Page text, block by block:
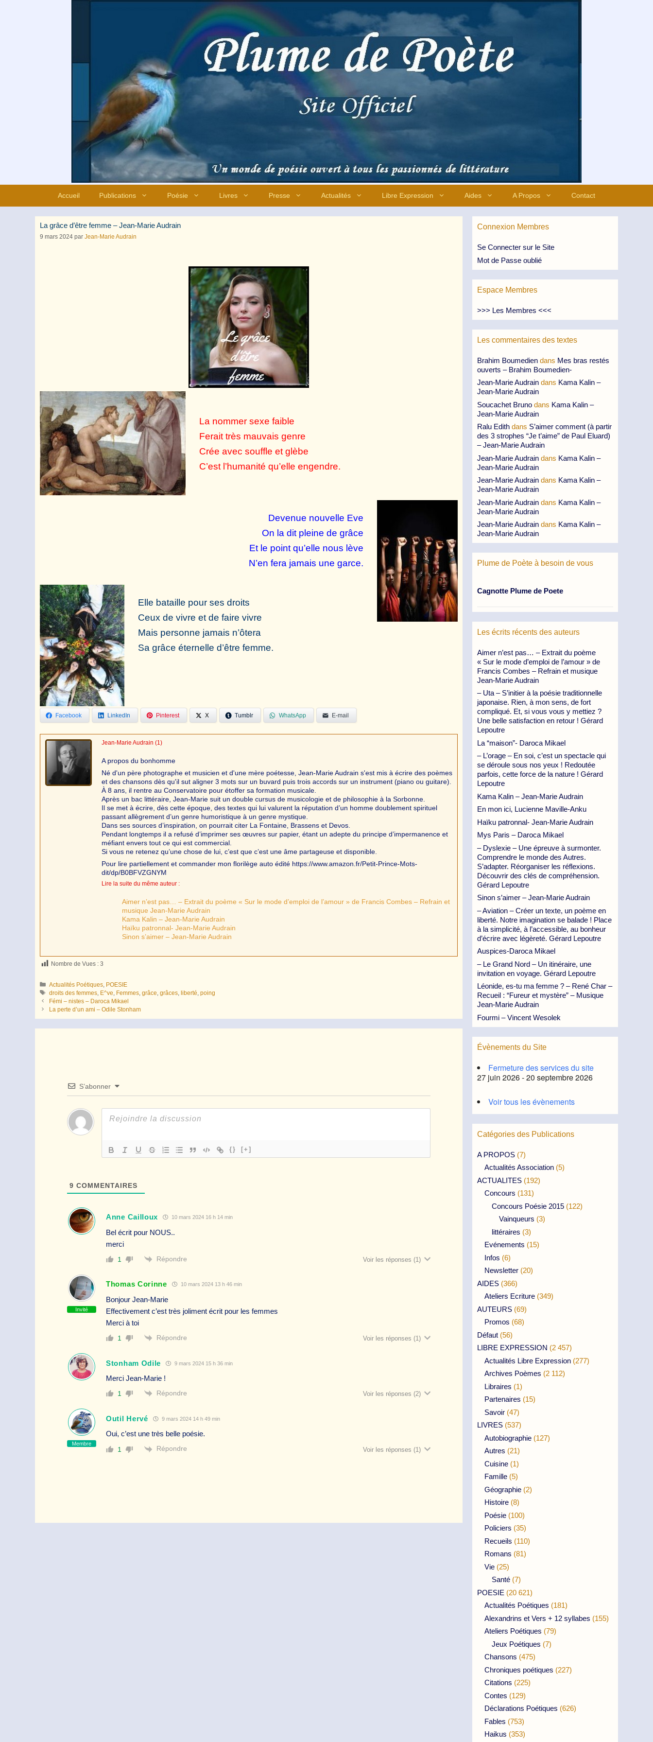
Accueil Publications Poésie Livres Presse Actualités Libre Expression Aides A Propos Contact
La grâce d’être femme – Jean-Marie Audrain
9 mars 2024 par Jean-Marie Audrain
La nommer sexe faible
Ferait très mauvais genre
Crée avec souffle et glèbe
C’est l’humanité qu’elle engendre.
Devenue nouvelle Eve
On la dit pleine de grâce
Et le point qu’elle nous lève
N’en fera jamais une garce.
Elle bataille pour ses droits
Ceux de vivre et de faire vivre
Mais personne jamais n’ôtera
Sa grâce éternelle d’être femme.
Facebook LinkedIn Pinterest X Tumblr WhatsApp E-mail
Jean-Marie Audrain (1)
A propos du bonhomme
Né d'un père photographe et musicien et d'une mère poétesse, Jean-Marie Audrain s'est mis à écrire des poèmes
et des chansons dès qu'il sut aligner 3 mots sur un buvard puis trois accords sur un instrument (piano ou guitare).
À 8 ans, il rentre au Conservatoire pour étoffer sa formation musicale.
Après un bac littéraire, Jean-Marie suit un double cursus de musicologie et de philosophie à la Sorbonne.
Il se met à écrire, dès cette époque, des textes qui lui valurent la réputation d’un homme doublement spirituel
passant allègrement d’un genre humoristique à un genre mystique.
Dans ses sources d’inspiration, on pourrait citer La Fontaine, Brassens et Devos.
Pendant longtemps il a refusé d’imprimer ses œuvres sur papier, étant un adepte du principe d’impermanence et
méfiant envers tout ce qui est commercial.
Si vous ne retenez qu’une chose de lui, c’est que c’est une âme partageuse et disponible.
Pour lire partiellement et commander mon florilège auto édité https://www.amazon.fr/Petit-Prince-Mots-
dit/dp/B0BFVZGNYM
Lire la suite du même auteur :
Aimer n’est pas… – Extrait du poème « Sur le mode d’emploi de l’amour » de Francis Combes – Refrain et
musique Jean-Marie Audrain
Kama Kalin – Jean-Marie Audrain
Haïku patronnal- Jean-Marie Audrain
Sinon s’aimer – Jean-Marie Audrain
Nombre de Vues : 3
Catégories
Actualités Poétiques POESIE
Étiquettes
droits des femmes E^ve Femmes ,grâce ,grâces ,liberté ,poing
Fémi – nistes – Daroca Mikael
La perte d’un ami – Odile Stonham
S’abonner
{} [+]
9 COMMENTAIRES
Anne Cailloux 10 mars 2024 16 h 14 min
Bel écrit pour NOUS..
merci
1 Répondre Voir les réponses (1)
Invité
Thomas Corinne 10 mars 2024 13 h 46 min
Bonjour Jean-Marie
Effectivement c’est très joliment écrit pour les femmes
Merci à toi
1 Répondre Voir les réponses (1)
Stonham Odile 9 mars 2024 15 h 36 min
Merci Jean-Marie !
1 Répondre Voir les réponses (2)
Membre
Outil Hervé 9 mars 2024 14 h 49 min
Oui, c’est une très belle poésie.
1 Répondre Voir les réponses (1)
Connexion Membres
Se Connecter sur le Site
Mot de Passe oublié
Espace Membres
>>> Les Membres <<<
Les commentaires des textes
Brahim Boumedien dans Mes bras restés
ouverts – Brahim Boumedien-
Jean-Marie Audrain dans Kama Kalin –
Jean-Marie Audrain
Soucachet Bruno dans Kama Kalin –
Jean-Marie Audrain
Ralu Edith dans S’aimer comment (à partir
des 3 strophes “Je t’aime” de Paul Eluard)
– Jean-Marie Audrain
Jean-Marie Audrain dans Kama Kalin –
Jean-Marie Audrain
Jean-Marie Audrain dans Kama Kalin –
Jean-Marie Audrain
Jean-Marie Audrain dans Kama Kalin –
Jean-Marie Audrain
Jean-Marie Audrain dans Kama Kalin –
Jean-Marie Audrain
Plume de Poète à besoin de vous
Cagnotte Plume de Poete
Les écrits récents des auteurs
Aimer n’est pas… – Extrait du poème
« Sur le mode d’emploi de l’amour » de
Francis Combes – Refrain et musique
Jean-Marie Audrain
– Uta – S’initier à la poésie traditionnelle
japonaise. Rien, à mon sens, de fort
compliqué. Et, si vous vous y mettiez ?
Une belle satisfaction en retour ! Gérard
Lepoutre
La “maison”- Daroca Mikael
– L’orage – En soi, c’est un spectacle qui
se déroule sous nos yeux ! Redoutée
parfois, cette force de la nature ! Gérard
Lepoutre
Kama Kalin – Jean-Marie Audrain
En mon ici, Lucienne Maville-Anku
Haïku patronnal- Jean-Marie Audrain
Mys Paris – Daroca Mikael
– Dyslexie – Une épreuve à surmonter.
Comprendre le monde des Autres.
S’adapter. Réorganiser les réflexions.
Découvrir des clés de compréhension.
Gérard Lepoutre
Sinon s’aimer – Jean-Marie Audrain
– Aviation – Créer un texte, un poème en
liberté. Notre imagination se balade ! Place
à la simplicité, à l’accessible, au bonheur
d’écrire avec légèreté. Gérard Lepoutre
Auspices-Daroca Mikael
– Le Grand Nord – Un itinéraire, une
invitation en voyage. Gérard Lepoutre
Léonide, es-tu ma femme ? – René Char –
Recueil : “Fureur et mystère” – Musique
Jean-Marie Audrain
Fourmi – Vincent Wesolek
Évènements du Site
Fermeture des services du site
27 juin 2026 - 20 septembre 2026
Voir tous les évènements
Catégories des Publications
A PROPOS (7)
Actualités Association (5)
ACTUALITES (192)
Concours (131)
Concours Poésie 2015 (122)
Vainqueurs (3)
littéraires (3)
Evénements (15)
Infos (6)
Newsletter (20)
AIDES (366)
Ateliers Ecriture (349)
AUTEURS (69)
Promos (68)
Défaut (56)
LIBRE EXPRESSION (2 457)
Actualités Libre Expression (277)
Archives Poèmes (2 112)
Libraires (1)
Partenaires (15)
Savoir (47)
LIVRES (537)
Autobiographie (127)
Autres (21)
Cuisine (1)
Famille (5)
Géographie (2)
Histoire (8)
Poésie (100)
Policiers (35)
Recueils (110)
Romans (81)
Vie (25)
Santé (7)
POESIE (20 621)
Actualités Poétiques (181)
Alexandrins et Vers + 12 syllabes (155)
Ateliers Poétiques (79)
Jeux Poétiques (7)
Chansons (475)
Chroniques poétiques (227)
Citations (225)
Contes (129)
Déclarations Poétiques (626)
Fables (753)
Haikus (353)